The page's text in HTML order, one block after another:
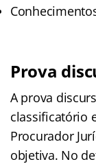
Prova
A prova
classificatório
Procurador
objetiva. No